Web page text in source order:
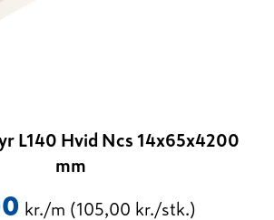
L140 Hvid Ncs 14x65x4200
mm
kr./m (105,00 kr./stk.)